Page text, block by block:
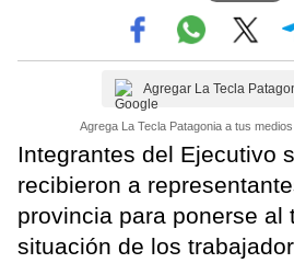
Agregar La Tecla
Agrega La Tecla Patagonia a tus
Integrantes del Ejecutivo
recibieron a
provincia para ponerse al
situación de los